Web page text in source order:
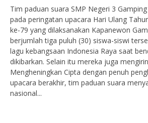
Tim paduan suara SMP Negeri 3
pada peringatan upacara Hari Ulang
ke-79 yang dilaksanakan Kapanewon
berjumlah tiga puluh (30) siswa-siswi
lagu kebangsaan Indonesia Raya saat
dikibarkan. Selain itu mereka juga
Mengheningkan Cipta dengan penuh
upacara berakhir, tim paduan suara
nasional...